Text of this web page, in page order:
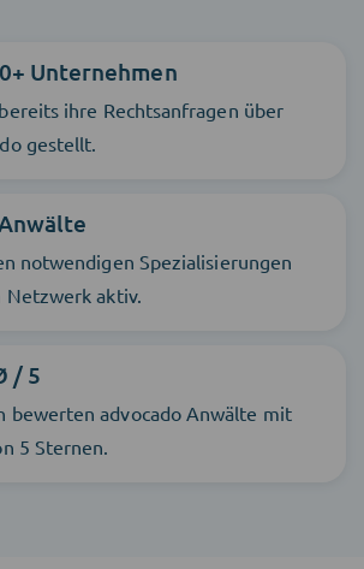
Unternehmen
ihre Rechtsanfragen über
gestellt.
notwendigen Spezialisierungen
Netzwerk aktiv.
/ 5
bewerten advocado Anwälte mit
5 Sternen.